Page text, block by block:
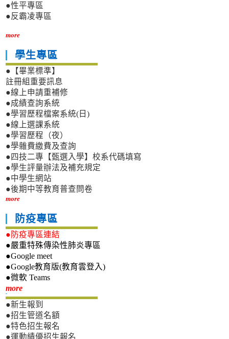
●性平專區
●反霸凌專區
more
學生專區
●【畢業標準】
註冊組重要訊息
●線上申請重補修
●成績查詢系統
●學習歷程檔案系統(日)
●線上選課系統
●學習歷程（夜）
●學雜費繳費及查詢
●四技二專【甄選入學】校系代碼填寫
●學生評量辦法及補充規定
●中學生網站
●後期中等教育普查問卷
more
防疫專區
●防疫專區連結
●嚴重特殊傳染性肺炎專區
●Google meet
●Google教育版(教育雲登入)
●微軟 Teams
more新生專區
●新生報到
●招生管道名額
●特色招生報名
●運動績優招生報名